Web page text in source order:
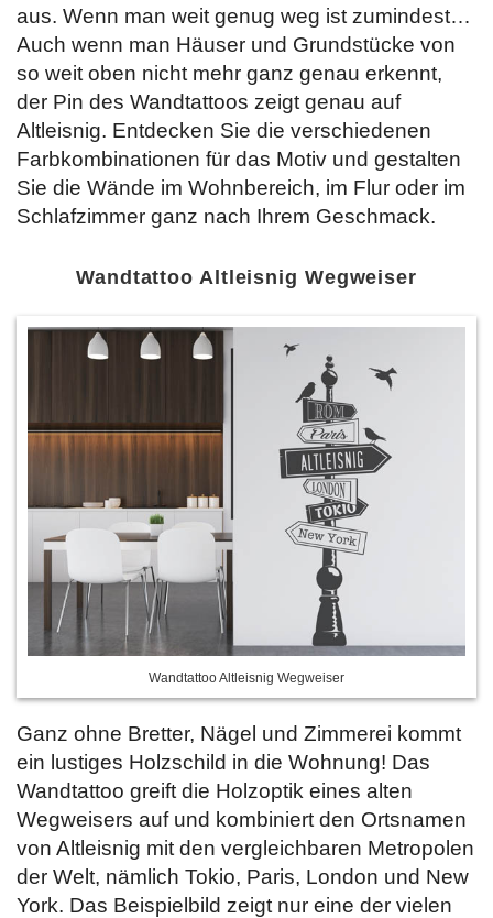
aus. Wenn man weit genug weg ist zumindest…
Auch wenn man Häuser und Grundstücke von
so weit oben nicht mehr ganz genau erkennt,
der Pin des Wandtattoos zeigt genau auf
Altleisnig. Entdecken Sie die verschiedenen
Farbkombinationen für das Motiv und gestalten
Sie die Wände im Wohnbereich, im Flur oder im
Schlafzimmer ganz nach Ihrem Geschmack.
Wandtattoo Altleisnig Wegweiser
Wandtattoo Altleisnig Wegweiser
Ganz ohne Bretter, Nägel und Zimmerei kommt
ein lustiges Holzschild in die Wohnung! Das
Wandtattoo greift die Holzoptik eines alten
Wegweisers auf und kombiniert den Ortsnamen
von Altleisnig mit den vergleichbaren Metropolen
der Welt, nämlich Tokio, Paris, London und New
York. Das Beispielbild zeigt nur eine der vielen